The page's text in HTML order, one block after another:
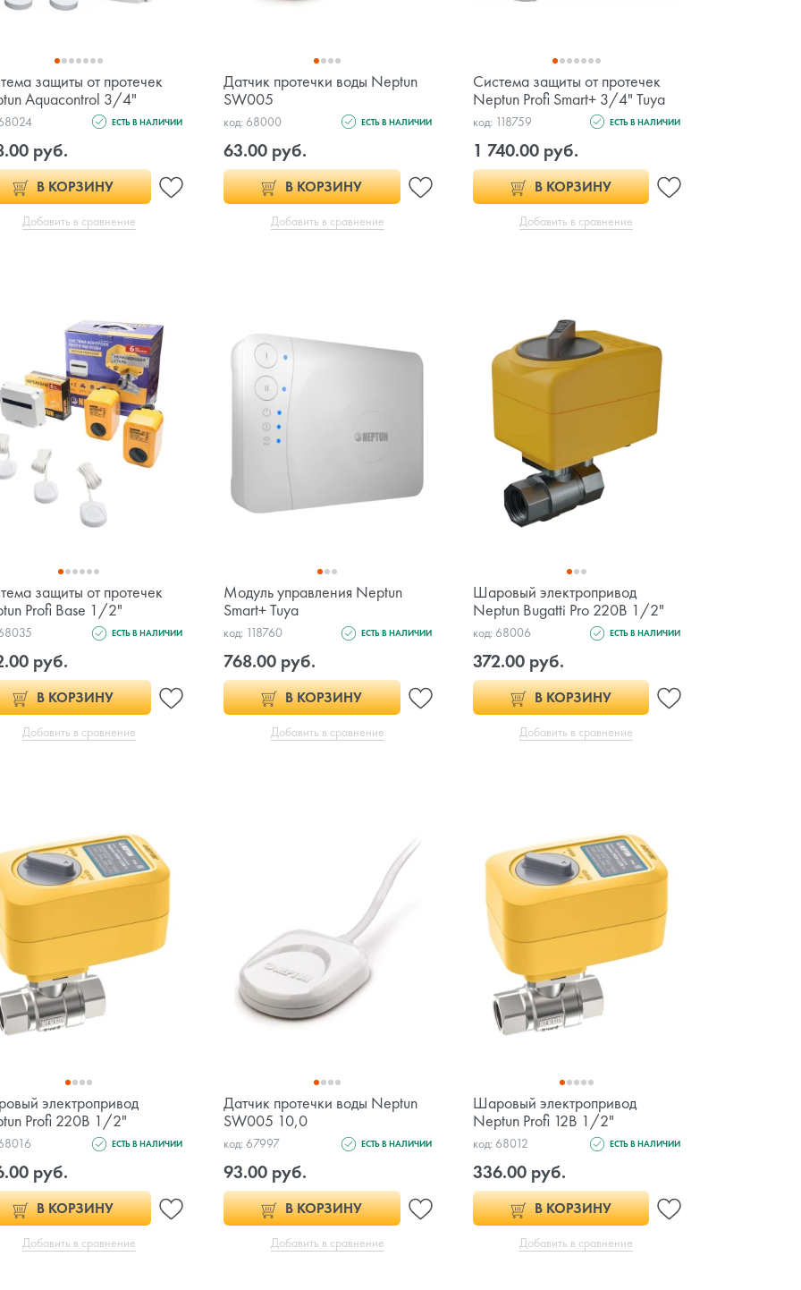
защиты от протечек
Aquacontrol 3/4"
ЕСТЬ В НАЛИЧИИ
руб.
В КОРЗИНУ
Добавить в сравнение
Датчик протечки воды Neptun
SW005
код: 68000 ЕСТЬ В НАЛИЧИИ
63.00 руб.
В КОРЗИНУ
Добавить в сравнение
Система защиты от протечек
Neptun Profi Smart+ 3/4" Tuya
код: 118759 ЕСТЬ В НАЛИЧИИ
1 740.00 руб.
В КОРЗИНУ
Добавить в сравнение
защиты от протечек
Profi Base 1/2"
ЕСТЬ В НАЛИЧИИ
руб.
В КОРЗИНУ
Добавить в сравнение
Модуль управления Neptun
Smart+ Tuya
код: 118760 ЕСТЬ В НАЛИЧИИ
768.00 руб.
В КОРЗИНУ
Добавить в сравнение
Шаровый электропривод
Neptun Bugatti Pro 220В 1/2"
код: 68006 ЕСТЬ В НАЛИЧИИ
372.00 руб.
В КОРЗИНУ
Добавить в сравнение
электропривод
Profi 220В 1/2"
ЕСТЬ В НАЛИЧИИ
руб.
В КОРЗИНУ
Добавить в сравнение
Датчик протечки воды Neptun
SW005 10,0
код: 67997 ЕСТЬ В НАЛИЧИИ
93.00 руб.
В КОРЗИНУ
Добавить в сравнение
Шаровый электропривод
Neptun Profi 12В 1/2"
код: 68012 ЕСТЬ В НАЛИЧИИ
336.00 руб.
В КОРЗИНУ
Добавить в сравнение